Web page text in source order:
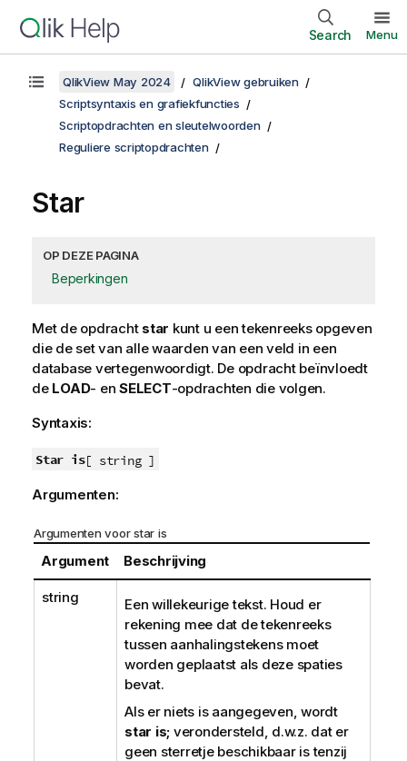
Search Menu
QlikView May 2024
QlikView gebruiken
Scriptsyntaxis en grafiekfuncties
Scriptopdrachten en sleutelwoorden
Reguliere scriptopdrachten
Star
OP DEZE PAGINA
Beperkingen
Met de opdracht star kunt u een tekenreeks opgeven
die de set van alle waarden van een veld in een
database vertegenwoordigt. De opdracht beïnvloedt
de LOAD- en SELECT-opdrachten die volgen.
Syntaxis:
Star is[ string ]
Argumenten:
Argumenten voor star is
Argument Beschrijving
string
Een willekeurige tekst. Houd er
rekening mee dat de tekenreeks
tussen aanhalingstekens moet
worden geplaatst als deze spaties
bevat.
Als er niets is aangegeven, wordt
star is; verondersteld, d.w.z. dat er
geen sterretje beschikbaar is tenzij